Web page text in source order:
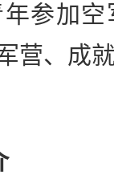
加空
营、成